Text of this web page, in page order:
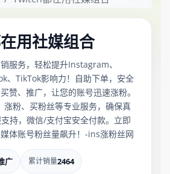
用社媒组合
服务，轻松提升Instagram、
、TikTok影响力！自助下单，安全
赞、推广，让您的账号迅速涨粉。
涨粉、买粉丝等专业服务，确保真
持，微信/支付宝安全付款。立即
体账号粉丝量飙升！-ins涨粉丝网
广 累计销量2464